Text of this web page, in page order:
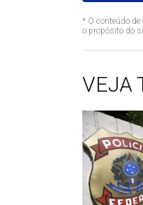
* O conteúdo
o propósito do
VEJA